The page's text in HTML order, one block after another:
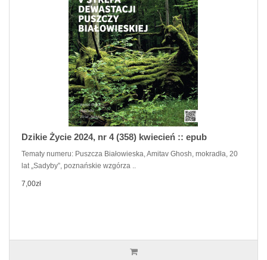
Dzikie Życie 2024, nr 4 (358) kwiecień :: epub
Tematy numeru: Puszcza Białowieska, Amitav Ghosh, mokradła, 20
lat „Sadyby”, poznańskie wzgórza ..
7,00zł